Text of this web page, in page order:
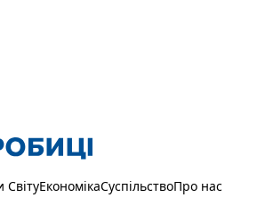
СвітуЕкономікаСуспільствоПро нас